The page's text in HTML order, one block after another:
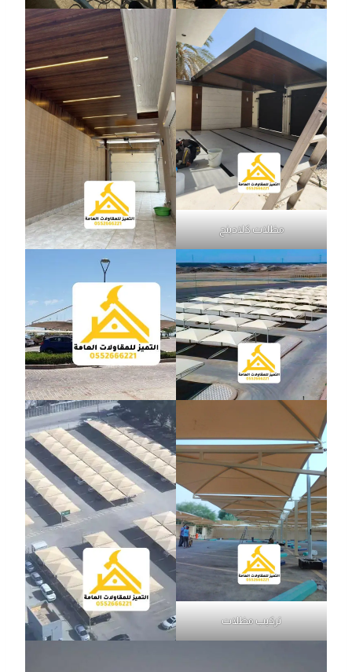
مظلات كلادينج
تركيب مظلات